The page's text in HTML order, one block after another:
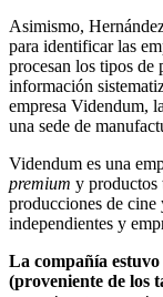
Asimismo,
para identificar las
procesan los tipos
información
empresa Videndum,
una sede de
Videndum es una
premium y productos
producciones de cine
independientes y
La compañía
(proveniente de los